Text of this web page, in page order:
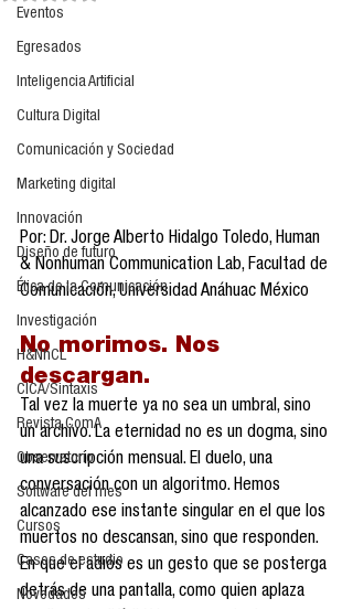
Eventos
Egresados
Inteligencia Artificial
Cultura Digital
Comunicación y Sociedad
Marketing digital
Innovación
Diseño de futuro
Ética de la Comunicación
Investigación
H&NhCL
CICA/Sintaxis
Revista ComA
Observatorio
Software del mes
Cursos
Casos de estudio
Novedades
Por: Dr. Jorge Alberto Hidalgo Toledo, Human
& Nonhuman Communication Lab, Facultad de
Comunicación, Universidad Anáhuac México
No morimos. Nos
descargan.
Tal vez la muerte ya no sea un umbral, sino
un archivo. La eternidad no es un dogma, sino
una suscripción mensual. El duelo, una
conversación con un algoritmo. Hemos
alcanzado ese instante singular en el que los
muertos no descansan, sino que responden.
En que el adiós es un gesto que se posterga
detrás de una pantalla, como quien aplaza